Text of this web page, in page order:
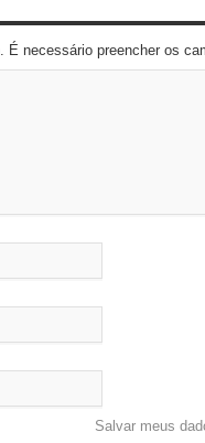
É necessário preencher os
Salvar meus